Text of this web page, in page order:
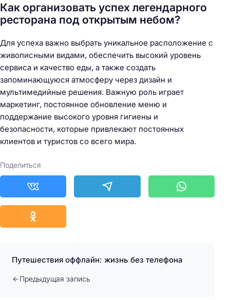
Как организовать успех легендарного
ресторана под открытым небом?
Для успеха важно выбрать уникальное расположение с
живописными видами, обеспечить высокий уровень
сервиса и качество еды, а также создать
запоминающуюся атмосферу через дизайн и
мультимедийные решения. Важную роль играет
маркетинг, постоянное обновление меню и
поддержание высокого уровня гигиены и
безопасности, которые привлекают постоянных
клиентов и туристов со всего мира.
Поделиться
Путешествия оффлайн: жизнь без телефона
Предыдущая запись